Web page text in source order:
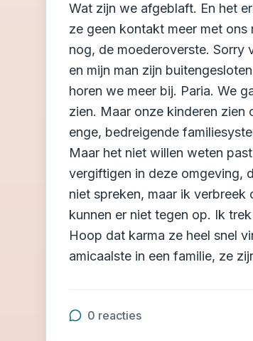
Wat zijn we afgeblaft. En het
ze geen kontakt meer met
nog, de moederoverste. Sorry
en mijn man zijn
horen we meer bij. Paria. We
zien. Maar onze kinderen zien
enge, bedreigende
Maar het niet willen weten
vergiftigen in deze omgeving,
niet spreken, maar ik
kunnen er niet tegen op. Ik
Hoop dat karma ze heel snel
amicaalste in een familie, ze
0 reacties